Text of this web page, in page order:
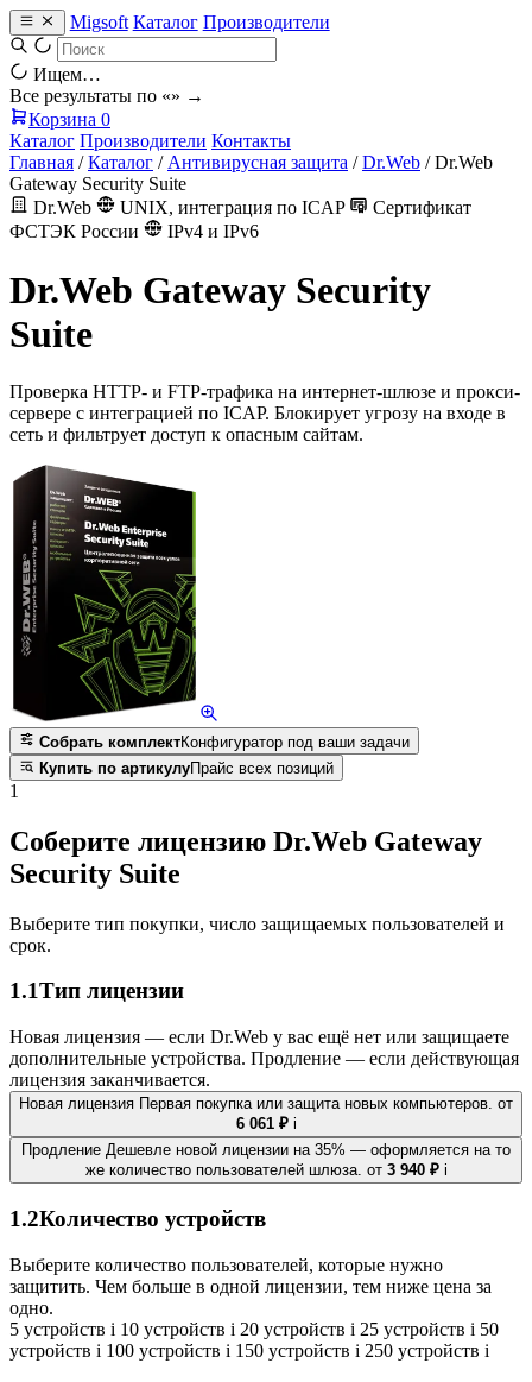
Migsoft Каталог Производители
Ищем…
Все результаты по «» →
Корзина 0
Каталог Производители Контакты
Главная / Каталог / Антивирусная защита / Dr.Web / Dr.Web
Gateway Security Suite
Dr.Web
UNIX, интеграция по ICAP
Сертификат
ФСТЭК России
IPv4 и IPv6
Dr.Web Gateway Security
Suite
Проверка HTTP- и FTP-трафика на интернет-шлюзе и прокси-
сервере с интеграцией по ICAP. Блокирует угрозу на входе в
сеть и фильтрует доступ к опасным сайтам.
Собрать комплектКонфигуратор под ваши задачи
Купить по артикулуПрайс всех позиций
1
Соберите лицензию Dr.Web Gateway
Security Suite
Выберите тип покупки, число защищаемых пользователей и
срок.
1.1Тип лицензии
Новая лицензия — если Dr.Web у вас ещё нет или защищаете
дополнительные устройства. Продление — если действующая
лицензия заканчивается.
Новая лицензия Первая покупка или защита новых компьютеров. от
6 061 ₽ i
Продление Дешевле новой лицензии на 35% — оформляется на то
же количество пользователей шлюза. от 3 940 ₽ i
1.2Количество устройств
Выберите количество пользователей, которые нужно
защитить. Чем больше в одной лицензии, тем ниже цена за
одно.
5 устройств i 10 устройств i 20 устройств i 25 устройств i 50
устройств i 100 устройств i 150 устройств i 250 устройств i